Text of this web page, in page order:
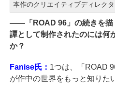
本作のクリエイティブディレク
――「ROAD 96」の続きを
譚として制作されたのには何
か？
Fanise氏： 1つは、「ROAD
が作中の世界をもっと知りた